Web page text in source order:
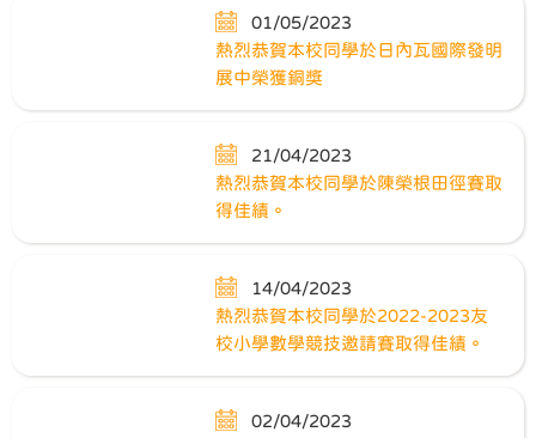
01/05/2023
熱烈恭賀本校同學於日內瓦國際發明
展中榮獲銅獎
21/04/2023
熱烈恭賀本校同學於陳榮根田徑賽取
得佳績。
14/04/2023
熱烈恭賀本校同學於2022-2023友
校小學數學競技邀請賽取得佳績。
02/04/2023